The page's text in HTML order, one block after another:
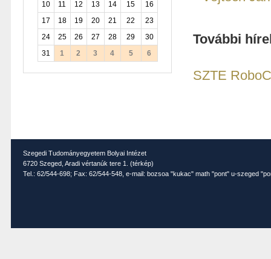
10
11 12 13 14 15
16
17
18 19 20 21 22
23
24
25 26 27 28 29
30
31
1 2 3 4 5 6
További
SZTE
Szegedi Tudományegyetem Bolyai Intézet
6720 Szeged, Aradi vértanúk tere 1. (térkép)
Tel.: 62/544-698; Fax: 62/544-548, e-mail: bozsoa "kukac" math "pont" u-szeged